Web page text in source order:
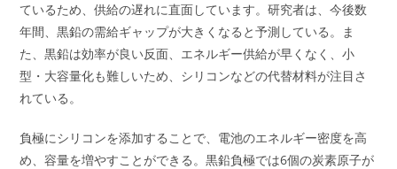
ているため、供給の遅れに直面しています。研究者は、今後数
年間、黒鉛の需給ギャップが大きくなると予測している。ま
た、黒鉛は効率が良い反面、エネルギー供給が早くなく、小
型・大容量化も難しいため、シリコンなどの代替材料が注目さ
れている。
負極にシリコンを添加することで、電池のエネルギー密度を高
め、容量を増やすことができる。黒鉛負極では6個の炭素原子が